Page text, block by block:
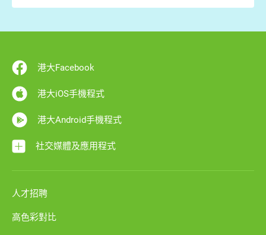
港大Facebook
港大iOS手機程式
港大Android手機程式
社交媒體及應用程式
人才招聘
高色彩對比